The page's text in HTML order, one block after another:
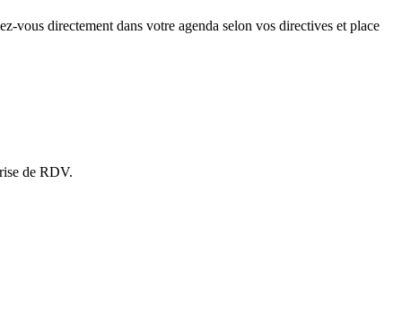
vous directement dans votre agenda selon vos directives et place
de RDV.